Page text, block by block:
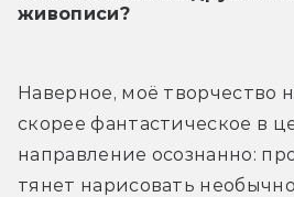
живописи?
Наверное, моё творчество
скорее фантастическое в
направление осознанно:
тянет нарисовать